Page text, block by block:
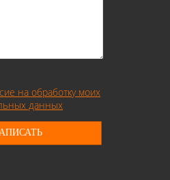
на обработку моих
данных